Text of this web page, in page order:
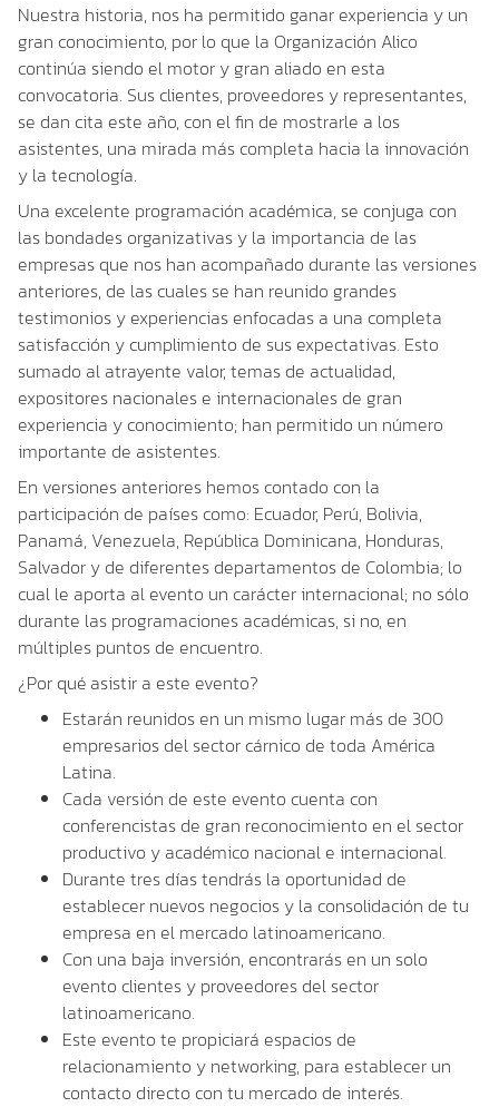
Nuestra historia, nos ha permitido ganar experiencia y un
gran conocimiento, por lo que la Organización Alico
continúa siendo el motor y gran aliado en esta
convocatoria. Sus clientes, proveedores y representantes,
se dan cita este año, con el fin de mostrarle a los
asistentes, una mirada más completa hacia la innovación
y la tecnología.
Una excelente programación académica, se conjuga con
las bondades organizativas y la importancia de las
empresas que nos han acompañado durante las versiones
anteriores, de las cuales se han reunido grandes
testimonios y experiencias enfocadas a una completa
satisfacción y cumplimiento de sus expectativas. Esto
sumado al atrayente valor, temas de actualidad,
expositores nacionales e internacionales de gran
experiencia y conocimiento; han permitido un número
importante de asistentes.
En versiones anteriores hemos contado con la
participación de países como: Ecuador, Perú, Bolivia,
Panamá, Venezuela, República Dominicana, Honduras,
Salvador y de diferentes departamentos de Colombia; lo
cual le aporta al evento un carácter internacional; no sólo
durante las programaciones académicas, si no, en
múltiples puntos de encuentro.
¿Por qué asistir a este evento?
Estarán reunidos en un mismo lugar más de 300
empresarios del sector cárnico de toda América
Latina.
Cada versión de este evento cuenta con
conferencistas de gran reconocimiento en el sector
productivo y académico nacional e internacional.
Durante tres días tendrás la oportunidad de
establecer nuevos negocios y la consolidación de tu
empresa en el mercado latinoamericano.
Con una baja inversión, encontrarás en un solo
evento clientes y proveedores del sector
latinoamericano.
Este evento te propiciará espacios de
relacionamiento y networking, para establecer un
contacto directo con tu mercado de interés.